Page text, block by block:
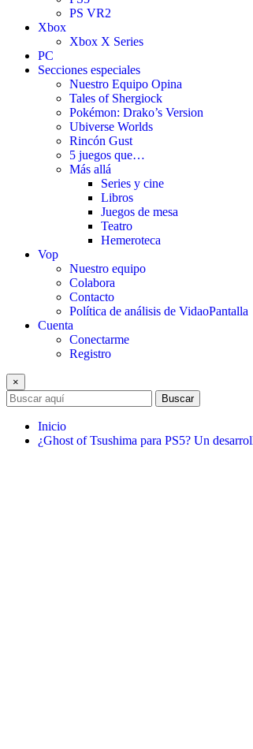
PS VR2
Xbox
Xbox X Series
PC
Secciones especiales
Nuestro Equipo Opina
Tales of Shergiock
Pokémon: Drako’s Version
Ubiverse Worlds
Rincón Gust
5 juegos que…
Más allá
Series y cine
Libros
Juegos de mesa
Teatro
Hemeroteca
Vop
Nuestro equipo
Colabora
Contacto
Política de análisis de VidaoPantalla
Cuenta
Conectarme
Registro
×
Buscar
Inicio
¿Ghost of Tsushima para PS5? Un